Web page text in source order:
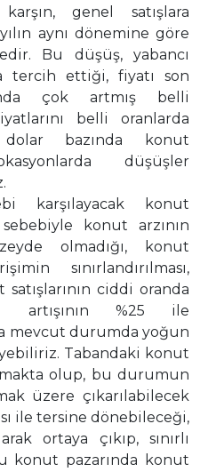
genel satışlara
aynı dönemine göre
Bu düşüş, yabancı
tercih ettiği, fiyatı son
çok artmış belli
belli oranlarda
bazında konut
düşüşler
karşılayacak konut
konut arzının
olmadığı, konut
sınırlandırılması,
satışlarının ciddi oranda
artışının %25 ile
mevcut durumda yoğun
Tabandaki konut
olup, bu durumun
üzere çıkarılabilecek
ile tersine dönebileceği,
ortaya çıkıp, sınırlı
konut pazarında konut